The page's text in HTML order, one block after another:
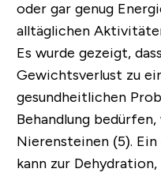
oder gar genug
alltäglichen
Es wurde gezeigt,
Gewichtsverlust zu
gesundheitlichen
Behandlung
Nierensteinen (5).
kann zur